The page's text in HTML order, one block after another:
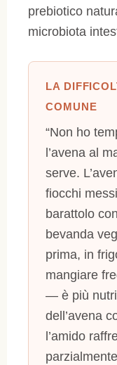
prebiotico
microbiota
LA
COMUNE
“Non ho
l’avena al
serve.
fiocchi
barattolo
bevanda
prima, in
mangiare
— è più
dell’avena
l’amido